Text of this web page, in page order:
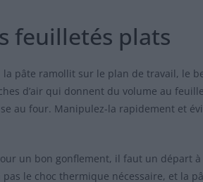
feuilletés plats
pâte ramollit sur le plan de travail, le
d’air qui donnent du volume au
au four. Manipulez-la rapidement et
un bon gonflement, il faut un départ
le choc thermique nécessaire, et la